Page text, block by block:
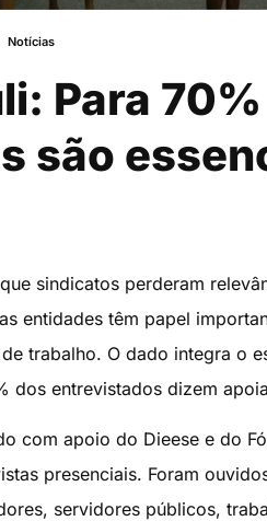
Notícias
Para
são
sindicatos perderam
entidades têm papel
trabalho. O dado integra o
dos entrevistados dizem
com apoio do Dieese e do
presenciais. Foram
servidores públicos,